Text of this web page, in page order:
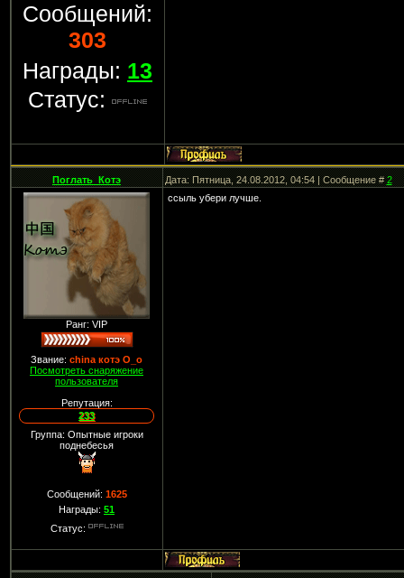
Сообщений:
303
Награды: 13
Статус:
Поглать_Котэ Дата: Пятница, 24.08.2012, 04:54 | Сообщение #2
Ранг: VIP
Звание: china котэ О_о
Посмотреть снаряжение
пользователя
Репутация:
233
Группа: Опытные игроки
поднебесья
Сообщений: 1625
Награды: 51
Статус:
ссыль убери лучше.